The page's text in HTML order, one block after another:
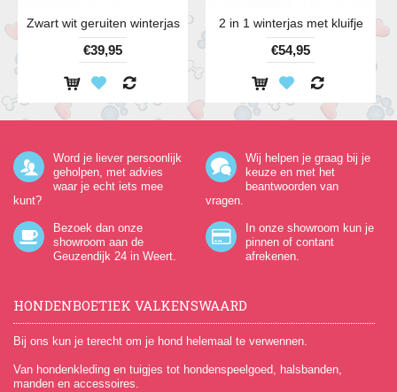
Zwart wit geruiten winterjas
€39,95
2 in 1 winterjas met kluifje
€54,95
Word je liever persoonlijk
geholpen, met advies
waar je echt iets mee
kunt?
Wij helpen je graag bij je
keuze en met het
beantwoorden van
vragen.
Bezoek dan onze
showroom aan de
Geuzendijk 24 in Weert.
In onze showroom kun je
pinnen of contant
afrekenen.
HONDENBOETIEK VALKENSWAARD
Bij ons kun je terecht om je hond helemaal te verwennen.
Van hondenkleding en tuigjes tot hondenspeelgoed, halsbanden,
manden en accessoires.